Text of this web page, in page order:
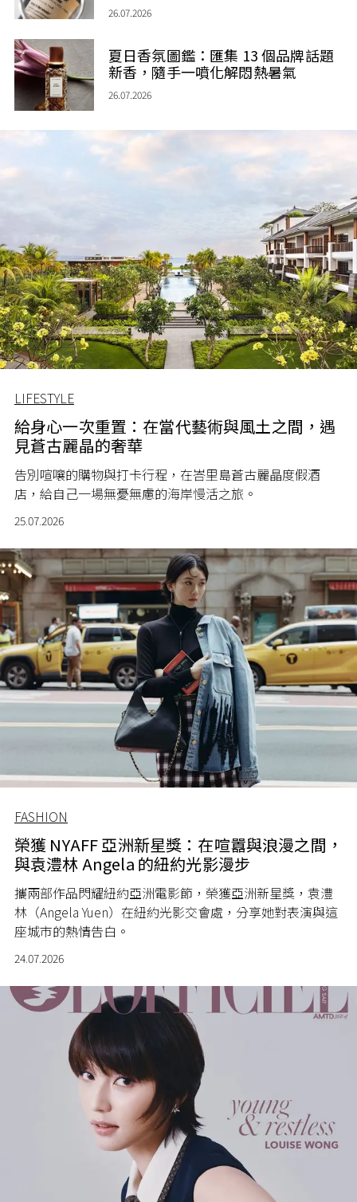
26.07.2026
夏日香氛圖鑑：匯集 13 個品牌話題
新香，隨手一噴化解悶熱暑氣
26.07.2026
LIFESTYLE
給身心一次重置：在當代藝術與風土之間，遇
見蒼古麗晶的奢華
告別喧嚷的購物與打卡行程，在峇里島蒼古麗晶度假酒
店，給自己一場無憂無慮的海岸慢活之旅。
25.07.2026
FASHION
榮獲 NYAFF 亞洲新星獎：在喧囂與浪漫之間，
與袁澧林 Angela 的紐約光影漫步
攜兩部作品閃耀紐約亞洲電影節，榮獲亞洲新星獎，袁澧
林（Angela Yuen）在紐約光影交會處，分享她對表演與這
座城市的熱情告白。
24.07.2026